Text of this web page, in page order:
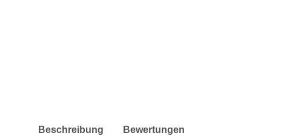
weitere Registerkarten anzeigen
Beschreibung Bewertungen